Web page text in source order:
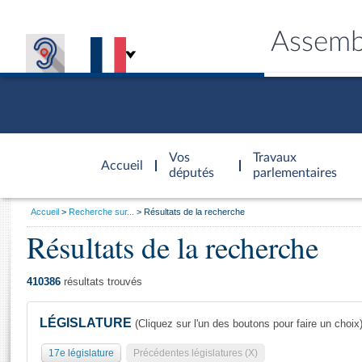
Accueil
d'accueil
Vos
députés
Travaux
parlementaires
Général
Vous
Accueil Recherche sur... Résultats de la recherche
Résultats de la recherche
410386 résultats trouvés
LÉGISLATURE (Cliquez sur l'un des boutons pour faire un choix)
17e législature Précédentes législatures (X)